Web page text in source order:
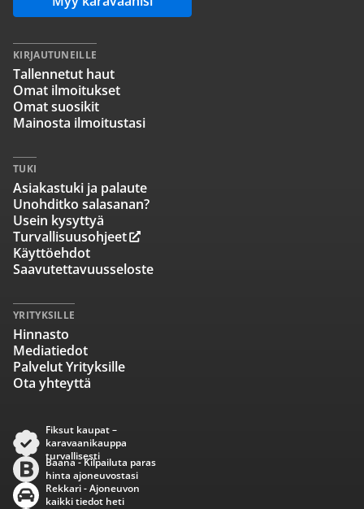
KIRJAUTUNEILLE
Tallennetut haut
Omat ilmoitukset
Omat suosikit
Mainosta ilmoitustasi
TUKI
Asiakastuki ja palaute
Unohditko salasanan?
Usein kysyttyä
Turvallisuusohjeet
Käyttöehdot
Saavutettavuusseloste
YRITYKSILLE
Hinnasto
Mediatiedot
Palvelut Yrityksille
Ota yhteyttä
Fiksut kaupat –
karavaanikauppa
turvallisesti
Baana - Kilpailuta paras
hinta ajoneuvostasi
Rekkari - Ajoneuvon
kaikki tiedot heti